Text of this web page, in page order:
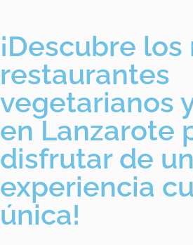
¡Descubre
restaurantes
vegetarianos
en Lanzarote
disfrutar de
experiencia
única!